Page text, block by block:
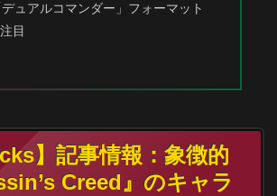
ュアルコマンダー」フォーマット
目
】記事情報：象徴的
Creed』のキャラ